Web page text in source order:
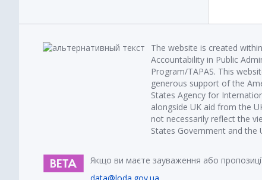
The website is created
Accountability in Public
Program/TAPAS. This
generous support of the
States Agency for
alongside UK aid from the
not necessarily reflect the
States Government and the
Якщо ви маєте зауваження або
data@loda.gov.ua